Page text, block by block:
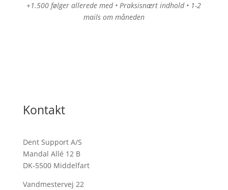
+1.500 følger allerede med • Praksisnært indhold • 1-2
mails om måneden
Kontakt
Dent Support A/S
Mandal Allé 12 B
DK-5500 Middelfart
Vandmestervej 22